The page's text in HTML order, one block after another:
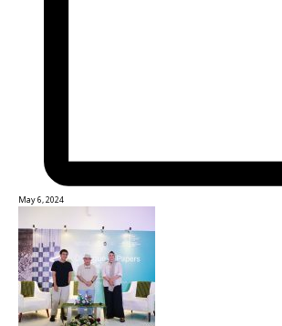
May 6, 2024